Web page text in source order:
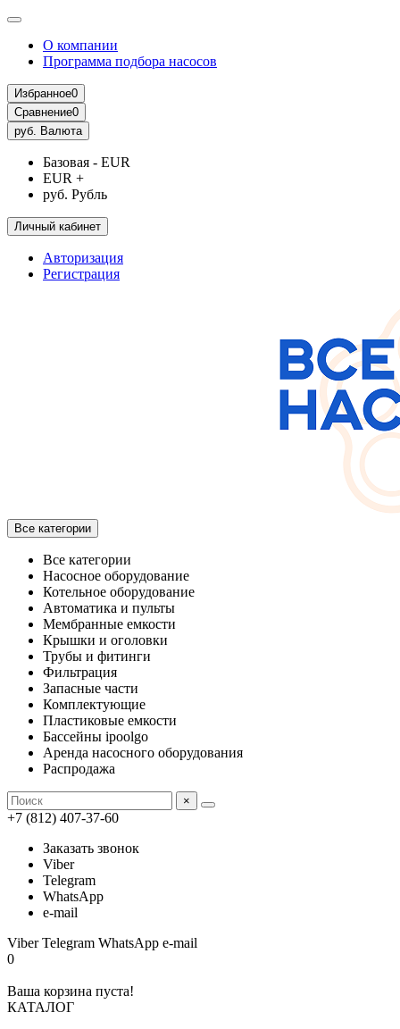
О компании
Программа подбора насосов
Избранное0
Сравнение0
руб. Валюта
Базовая - EUR
EUR +
руб. Рубль
Личный кабинет
Авторизация
Регистрация
Все категории
Все категории
Насосное оборудование
Котельное оборудование
Автоматика и пульты
Мембранные емкости
Крышки и оголовки
Трубы и фитинги
Фильтрация
Запасные части
Комплектующие
Пластиковые емкости
Бассейны ipoolgo
Аренда насосного оборудования
Распродажа
×
+7 (812) 407-37-60
Заказать звонок
Viber
Telegram
WhatsApp
e-mail
ViberTelegram WhatsApp e-mail
0
Ваша корзина пуста!
КАТАЛОГ